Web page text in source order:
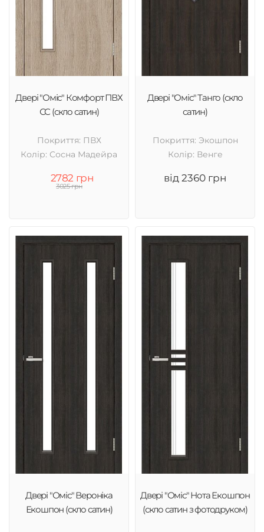
Двері "Оміс" Комфорт ПВХ
СС (скло сатин)
Покриття: ПВХ
Колір: Cосна Мадейра
2782 грн
3025 грн
Двері "Оміс" Танго (скло
сатин)
Покриття: Экошпон
Колір: Венге
від 2360 грн
Двері "Оміс" Вероніка
Екошпон (скло сатин)
Двері "Оміс" Нота Екошпон
(скло сатин з фотодруком)